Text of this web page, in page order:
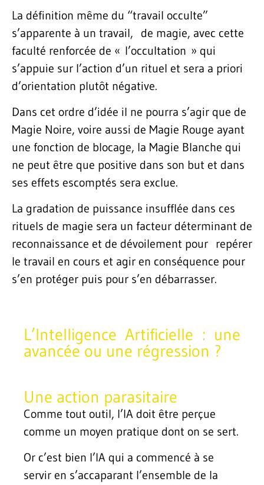
La définition même du “travail occulte”
s’apparente à un travail, de magie, avec cette
faculté renforcée de « l’occultation » qui
s’appuie sur l’action d’un rituel et sera a priori
d’orientation plutôt négative.
Dans cet ordre d’idée il ne pourra s’agir que de
Magie Noire, voire aussi de Magie Rouge ayant
une fonction de blocage, la Magie Blanche qui
ne peut être que positive dans son but et dans
ses effets escomptés sera exclue.
La gradation de puissance insufflée dans ces
rituels de magie sera un facteur déterminant de
reconnaissance et de dévoilement pour repérer
le travail en cours et agir en conséquence pour
s’en protéger puis pour s’en débarrasser.
L’Intelligence Artificielle : une
avancée ou une régression ?
Une action parasitaire
Comme tout outil, l’IA doit être perçue
comme un moyen pratique dont on se sert.
Or c’est bien l’IA qui a commencé à se
servir en s’accaparant l’ensemble de la